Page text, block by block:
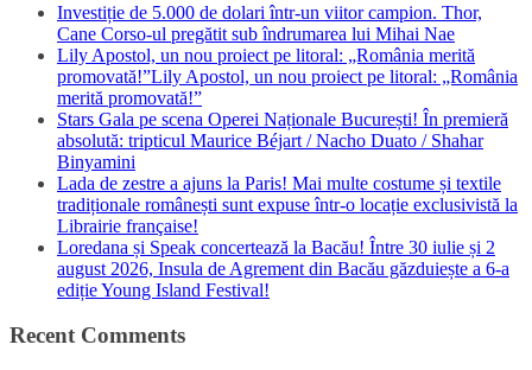
Investiție de 5.000 de dolari într-un viitor campion. Thor,
Cane Corso-ul pregătit sub îndrumarea lui Mihai Nae
Lily Apostol, un nou proiect pe litoral: „România merită
promovată!”Lily Apostol, un nou proiect pe litoral: „România
merită promovată!”
Stars Gala pe scena Operei Naționale București! În premieră
absolută: tripticul Maurice Béjart / Nacho Duato / Shahar
Binyamini
Lada de zestre a ajuns la Paris! Mai multe costume și textile
tradiționale românești sunt expuse într-o locație exclusivistă la
Librairie française!
Loredana și Speak concertează la Bacău! Între 30 iulie și 2
august 2026, Insula de Agrement din Bacău găzduiește a 6-a
ediție Young Island Festival!
Recent Comments